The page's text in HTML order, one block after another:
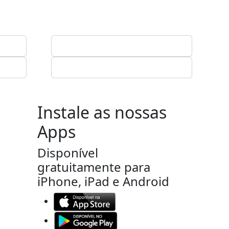
Instale as nossas
Apps
Disponível
gratuitamente para
iPhone, iPad e Android